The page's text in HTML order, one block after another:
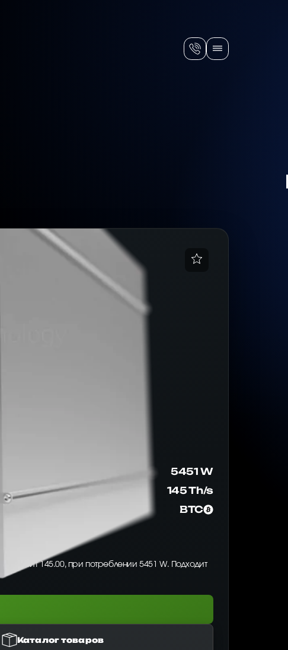
5451 W
145 Th/s
BTC
145.00, при потреблении 5451 W. Подходит
Каталог товаров